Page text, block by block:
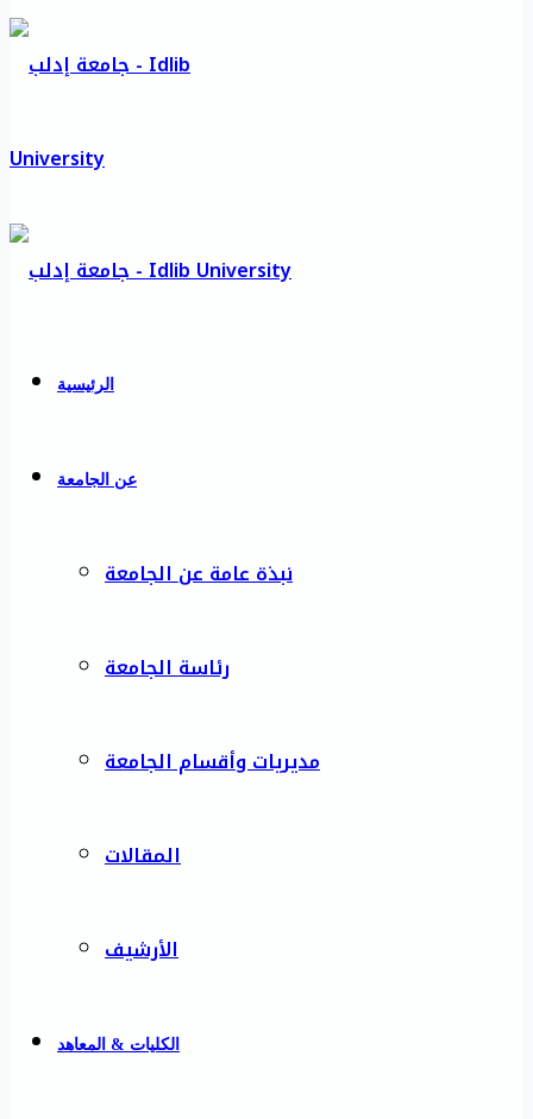
الرئيسية
عن الجامعة
نبذة عامة عن الجامعة
رئاسة الجامعة
مديريات وأقسام الجامعة
المقالات
الأرشيف
الكليات & المعاهد